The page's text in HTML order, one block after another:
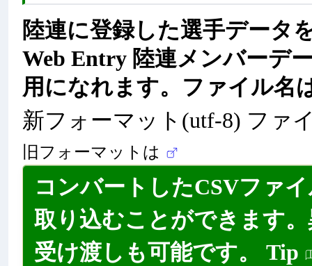
陸連に登録した選手データ
Web Entry 陸連メンバーデ
用になれます。ファイル名
新フォーマット(utf-8) ファ
旧フォーマットは
コンバートしたCSVファ
取り込むことができます
受け渡しも可能です。Tip